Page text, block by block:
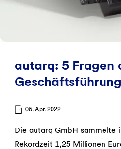
autarq: 5 Fragen
Geschäftsführung
06. Apr. 2022
Die autarq GmbH sammelte
Rekordzeit 1,25 Millionen